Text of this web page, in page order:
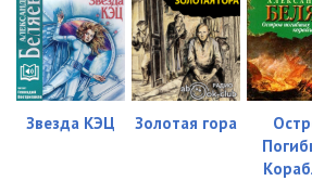
Звезда КЭЦ Золотая гора